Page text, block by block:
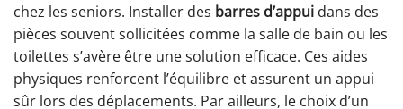
chez les seniors. Installer des barres d’appui dans des
pièces souvent sollicitées comme la salle de bain ou les
toilettes s’avère être une solution efficace. Ces aides
physiques renforcent l’équilibre et assurent un appui
sûr lors des déplacements. Par ailleurs, le choix d’un